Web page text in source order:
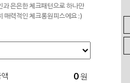
과 은은한 체크패턴으로 하나만
매력적인 체크롱원피스에요 :)
0 원